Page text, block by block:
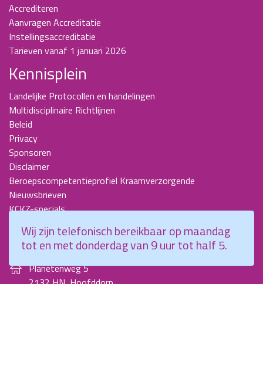
Accrediteren
Aanvragen Accreditatie
Instellingsaccreditatie
Tarieven vanaf 1 januari 2026
Kennisplein
Landelijke Protocollen en handelingen
Multidisciplinaire Richtlijnen
Beleid
Privacy
Sponsoren
Disclaimer
Beroepscompetentieprofiel Kraamverzorgende
Nieuwsbrieven
KCKZ-specials
Contact
Planetenweg 5
2132 HN, Hoofddorp
Wij zijn telefonisch bereikbaar op maandag
tot en met donderdag van 9 uur tot half 5.